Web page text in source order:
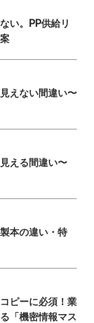
い。PP供給リ
えない間違い〜
える間違い〜
本の違い・特
ピーに必須！業
「機密情報マス